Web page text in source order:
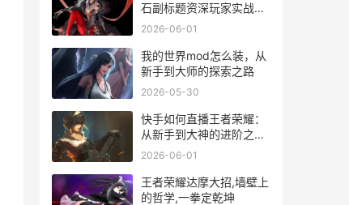
石副标题资深玩家实战心
得分享
2026-06-01
我的世界mod怎么装，从
新手到大师的探索之路
2026-05-30
快手如何直播王者荣耀：
从新手到大神的进阶之
路，副标题：实战技巧与
2026-06-01
王者荣耀达摩大招,墙壁上
的哲学,一拳定乾坤